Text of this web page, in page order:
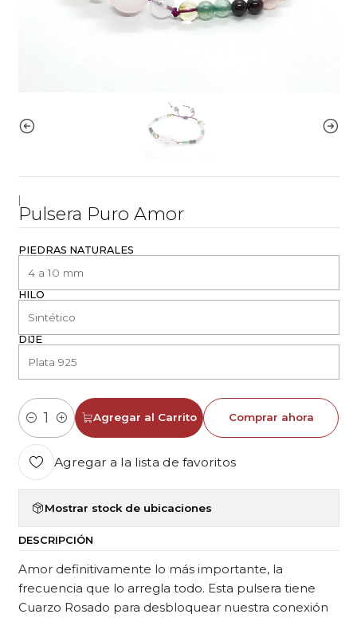
Pulsera Puro Amor
PIEDRAS NATURALES
HILO
DIJE
Cantidad
Agregar al Carrito Comprar ahora
Agregar a la lista de favoritos
Mostrar stock de ubicaciones
DESCRIPCIÓN
Amor definitivamente lo más importante, la
frecuencia que lo arregla todo. Esta pulsera tiene
Cuarzo Rosado para desbloquear nuestra conexión